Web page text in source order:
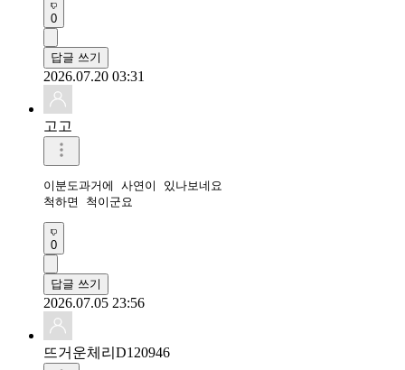
0
답글 쓰기
2026.07.20 03:31
고고
이분도과거에 사연이 있나보네요
척하면 척이군요
0
답글 쓰기
2026.07.05 23:56
뜨거운체리D120946